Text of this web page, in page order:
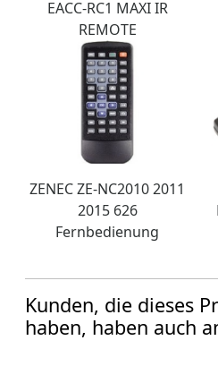
EACC-RC1 MAXI IR
REMOTE
ZENEC ZE-NC2010 2011
2015 626
Fernbedienung
Kunden, die dieses
haben, haben auch